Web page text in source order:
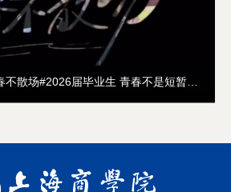
课程相融合示范课程3门、上海课程思
师2人，开展“课程思政”建设项目119
学校获批2个市级重点产业学院，拥有
赛中国集训基地和上海市创新创业教
。近五年，学生在世界技能大赛、“互
赛中获省部级以上荣誉2000余项，其
毕业生 青春不是短暂的落幕，而是岁岁年年、永远热烈的相伴。毕业快乐！